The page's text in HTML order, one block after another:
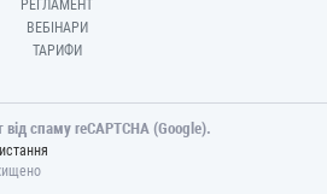
РЕГЛАМЕНТ
ВЕБІНАРИ
ТАРИФИ
спаму reCAPTCHA (Google).